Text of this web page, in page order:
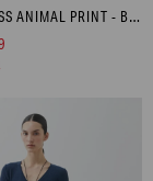
TOP STRAPLESS ANIMAL PRINT - BEIGE